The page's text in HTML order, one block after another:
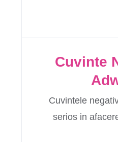
Cuvinte
Cuvintele
serios in